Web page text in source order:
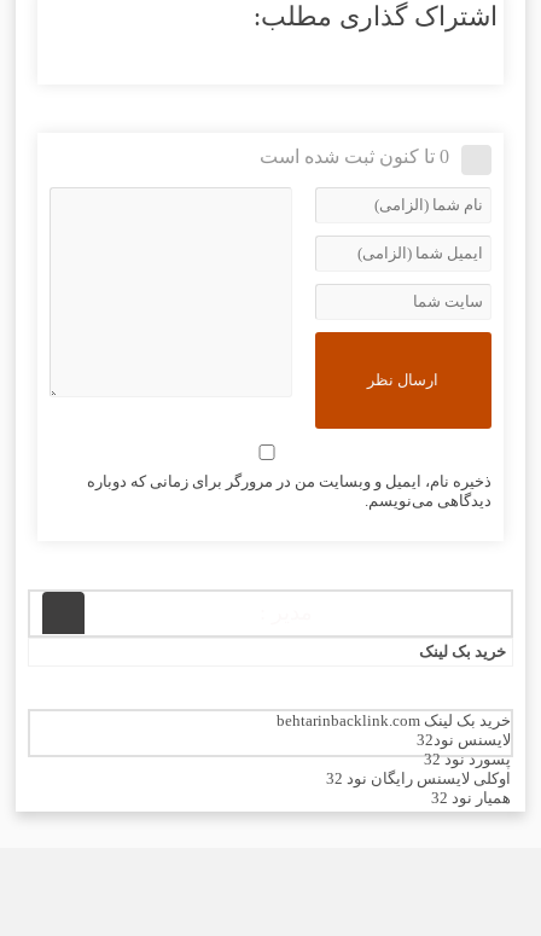
اشتراک گذاری مطلب:
0 تا کنون ثبت شده است
ذخیره نام، ایمیل و وبسایت من در مرورگر برای زمانی که دوباره
دیدگاهی می‌نویسم.
خرید بک لینک
خرید بک لینک behtarinbacklink.com
لایسنس نود32
پسورد نود 32
اوکلی لایسنس رایگان نود 32
همیار نود 32
بهترین سئو